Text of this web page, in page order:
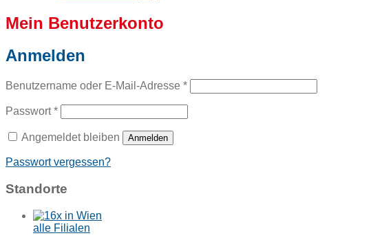
Mein Benutzerkonto
Anmelden
Benutzername oder E-Mail-Adresse *
Passwort*
Angemeldet bleiben Anmelden
Passwort vergessen?
Standorte
alle Filialen